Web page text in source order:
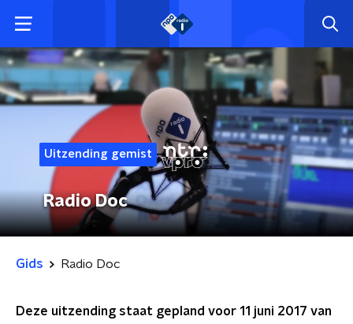
Uitzending gemist
Radio Doc
Gids Radio Doc
Deze uitzending staat gepland voor 11 juni 2017 van